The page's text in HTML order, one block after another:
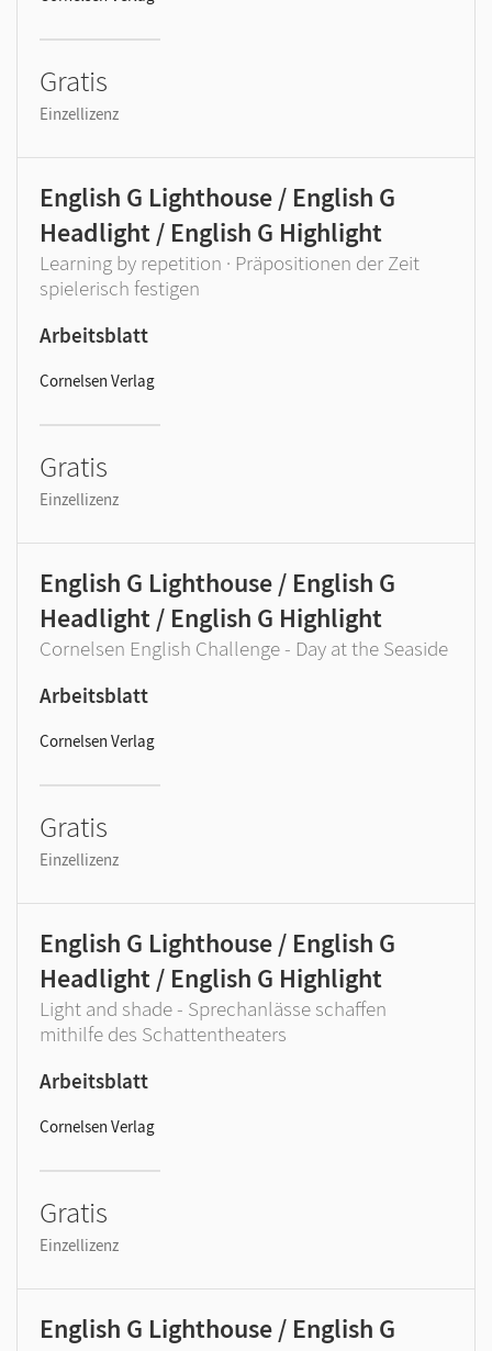
Gratis
Einzellizenz
English G Lighthouse / English G
Headlight / English G Highlight
Learning by repetition · Präpositionen der Zeit
spielerisch festigen
Arbeitsblatt
Cornelsen Verlag
Gratis
Einzellizenz
English G Lighthouse / English G
Headlight / English G Highlight
Cornelsen English Challenge - Day at the Seaside
Arbeitsblatt
Cornelsen Verlag
Gratis
Einzellizenz
English G Lighthouse / English G
Headlight / English G Highlight
Light and shade - Sprechanlässe schaffen
mithilfe des Schattentheaters
Arbeitsblatt
Cornelsen Verlag
Gratis
Einzellizenz
English G Lighthouse / English G